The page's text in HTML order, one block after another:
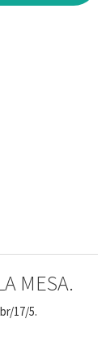
MESA.
17/5.